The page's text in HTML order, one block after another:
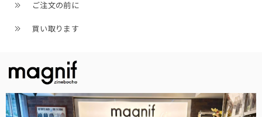
ご注文の前に
買い取ります